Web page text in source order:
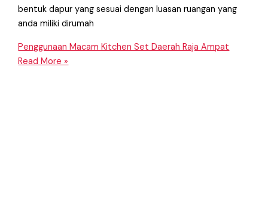
bentuk dapur yang sesuai dengan luasan ruangan yang
anda miliki dirumah
Penggunaan Macam Kitchen Set Daerah Raja Ampat
Read More »